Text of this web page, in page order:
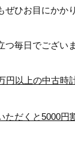
ぜひお目にかか
毎日でございま
円以上の中古時
ただくと5000円